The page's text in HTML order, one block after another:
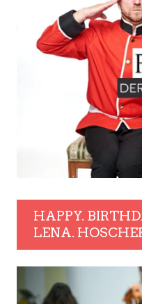
HAPPY.
LENA.